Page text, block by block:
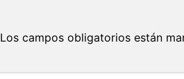
Los campos obligatorios están